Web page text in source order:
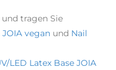
tragen Sie
vegan und Nail
LED Latex Base JOIA